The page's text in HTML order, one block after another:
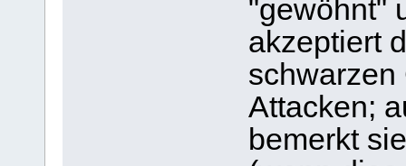
"gewöhnt"
akzeptiert
schwarzen
Attacken;
bemerkt